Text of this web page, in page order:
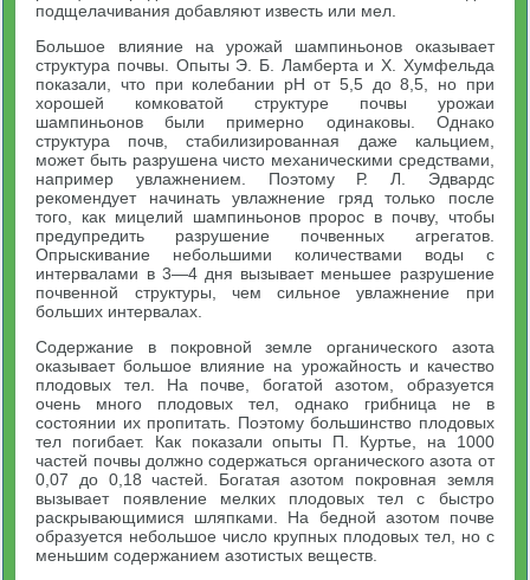
подщелачивания добавляют известь или мел.
Большое влияние на урожай шампиньонов оказывает
структура почвы. Опыты Э. Б. Ламберта и X. Хумфельда
показали, что при колебании pH от 5,5 до 8,5, но при
хорошей комковатой структуре почвы урожаи
шампиньонов были примерно одинаковы. Однако
структура почв, стабилизированная даже кальцием,
может быть разрушена чисто механическими средствами,
например увлажнением. Поэтому Р. Л. Эдвардс
рекомендует начинать увлажнение гряд только после
того, как мицелий шампиньонов пророс в почву, чтобы
предупредить разрушение почвенных агрегатов.
Опрыскивание небольшими количествами воды с
интервалами в 3—4 дня вызывает меньшее разрушение
почвенной структуры, чем сильное увлажнение при
больших интервалах.
Содержание в покровной земле органического азота
оказывает большое влияние на урожайность и качество
плодовых тел. На почве, богатой азотом, образуется
очень много плодовых тел, однако грибница не в
состоянии их пропитать. Поэтому большинство плодовых
тел погибает. Как показали опыты П. Куртье, на 1000
частей почвы должно содержаться органического азота от
0,07 до 0,18 частей. Богатая азотом покровная земля
вызывает появление мелких плодовых тел с быстро
раскрывающимися шляпками. На бедной азотом почве
образуется небольшое число крупных плодовых тел, но с
меньшим содержанием азотистых веществ.